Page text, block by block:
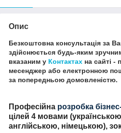
Опис
Безкоштовна консультація за
здійснюється будь-яким
вказаним у Контактах на сайті -
месенджер або електронною
за попередньою домовленістю.
Професійна розробка
цілей 4 мовами
англійською, німецькою),